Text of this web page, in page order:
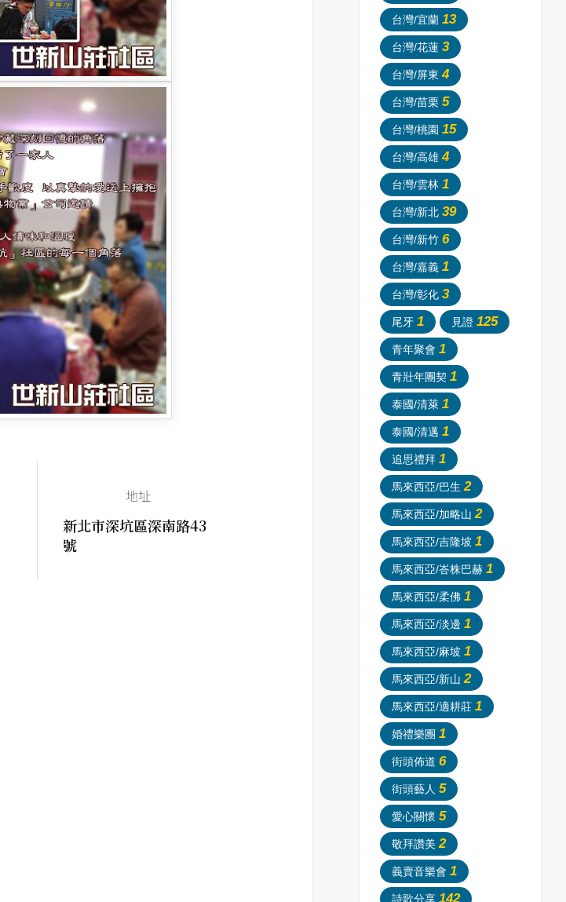
地址
新北市深坑區深南路43
號
台灣/宜蘭 13
台灣/花蓮 3
台灣/屏東4
台灣/苗栗 5
台灣/桃園 15
台灣/高雄4
台灣/雲林 1
台灣/新北 39
台灣/新竹 6
台灣/嘉義 1
台灣/彰化 3
尾牙 1 見證 125
青年聚會 1
青壯年團契 1
泰國/清萊 1
泰國/清邁 1
追思禮拜 1
馬來西亞/巴生 2
馬來西亞/加略山 2
馬來西亞/吉隆坡 1
馬來西亞/峇株巴赫 1
馬來西亞/柔佛 1
馬來西亞/淡邊 1
馬來西亞/麻坡 1
馬來西亞/新山 2
馬來西亞/適耕莊 1
婚禮樂團 1
街頭佈道 6
街頭藝人 5
愛心關懷 5
敬拜讚美 2
義賣音樂會 1
詩歌分享 142